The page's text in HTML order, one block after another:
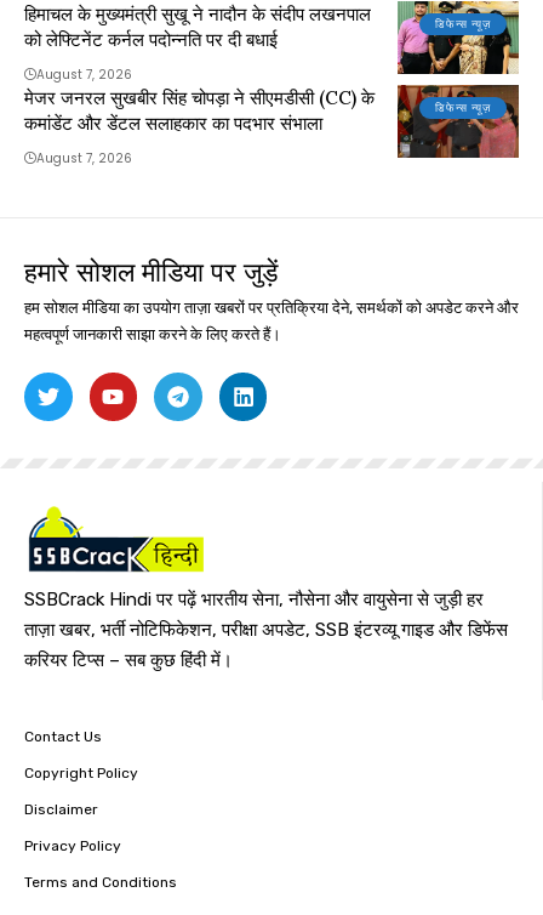
डिफेन्स न्यूज़
हिमाचल के मुख्यमंत्री सुखू ने नादौन के संदीप लखनपाल
को लेफ्टिनेंट कर्नल पदोन्नति पर दी बधाई
August 7, 2026
डिफेन्स न्यूज़
मेजर जनरल सुखबीर सिंह चोपड़ा ने सीएमडीसी (CC) के
कमांडेंट और डेंटल सलाहकार का पदभार संभाला
August 7, 2026
हमारे सोशल मीडिया पर जुड़ें
हम सोशल मीडिया का उपयोग ताज़ा खबरों पर प्रतिक्रिया देने, समर्थकों को अपडेट करने और
महत्वपूर्ण जानकारी साझा करने के लिए करते हैं।
SSBCrack Hindi पर पढ़ें भारतीय सेना, नौसेना और वायुसेना से जुड़ी हर
ताज़ा खबर, भर्ती नोटिफिकेशन, परीक्षा अपडेट, SSB इंटरव्यू गाइड और डिफेंस
करियर टिप्स – सब कुछ हिंदी में।
Contact Us
Copyright Policy
Disclaimer
Privacy Policy
Terms and Conditions